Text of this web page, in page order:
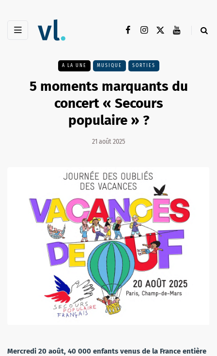
A LA UNE MUSIQUE SORTIES
5 moments marquants du
concert « Secours
populaire » ?
21 août 2025
Mercredi 20 août, 40 000 enfants venus de la France entière